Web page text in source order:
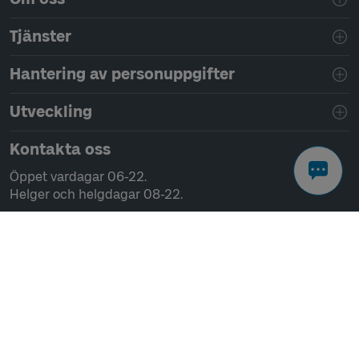
Tjänster
Hantering av personuppgifter
Utveckling
Kontakta oss
Öppet vardagar 06-22.
Helger och helgdagar 08-22.